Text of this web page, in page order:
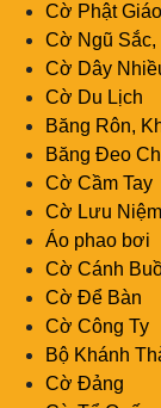
Cờ Phật Giáo
Cờ Ngũ Sắc,
Cờ Dây
Cờ Du Lịch
Băng Rôn,
Băng Đeo
Cờ Cầm Tay
Cờ Lưu Niệm
Áo phao bơi
Cờ Cánh
Cờ Để Bàn
Cờ Công Ty
Bộ Khánh
Cờ Đảng